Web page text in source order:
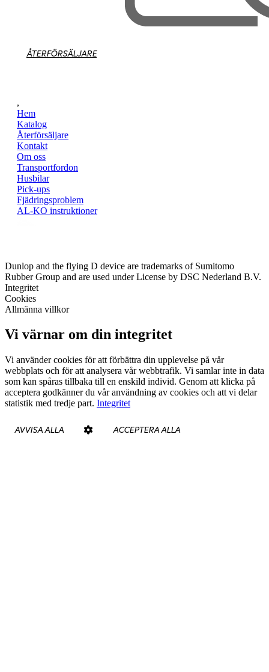
ÅTERFÖRSÄLJARE
,
Hem
Katalog
Återförsäljare
Kontakt
Om oss
Transportfordon
Husbilar
Pick-ups
Fjädringsproblem
AL-KO instruktioner
Dunlop and the flying D device are trademarks of Sumitomo
Rubber Group and are used under License by DSC Nederland B.V.
Integritet
Cookies
Allmänna villkor
Vi värnar om din integritet
Vi använder cookies för att förbättra din upplevelse på vår
webbplats och för att analysera vår webbtrafik. Vi samlar inte in data
som kan spåras tillbaka till en enskild individ. Genom att klicka på
acceptera godkänner du vår användning av cookies och att vi delar
statistik med tredje part. Integritet
AVVISA ALLA ACCEPTERA ALLA